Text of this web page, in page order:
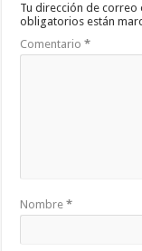
Tu dirección de
obligatorios están
Comentario*
Nombre*